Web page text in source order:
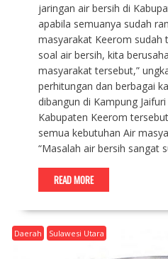
jaringan air bersih di
apabila semuanya sudah
masyarakat Keerom sudah
soal air bersih, kita
masyarakat tersebut,”
perhitungan dan berbagai
dibangun di Kampung
Kabupaten Keerom
semua kebutuhan Air
“Masalah air bersih sangat
READ MORE
Daerah Sulawesi Utara